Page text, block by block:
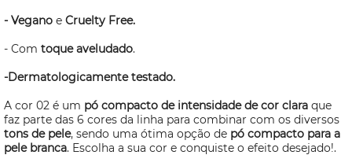
- Vegano e Cruelty Free.
- Com toque aveludado.
-Dermatologicamente testado.
A cor 02 é um pó compacto de intensidade de cor clara que
faz parte das 6 cores da linha para combinar com os diversos
tons de pele, sendo uma ótima opção de pó compacto para a
pele branca. Escolha a sua cor e conquiste o efeito desejado!.